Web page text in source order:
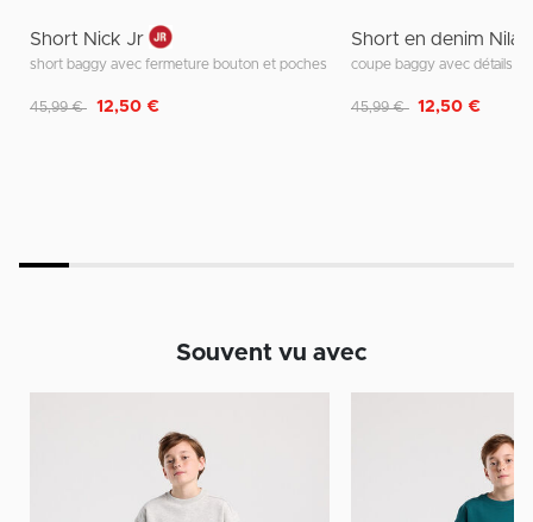
Short Nick Jr
short baggy avec fermeture bouton et poches
Remise de
45,99 € 12,50 €
Short en denim
coupe baggy avec détails
Remise de
45,99 € 12,50 €
Souvent vu avec